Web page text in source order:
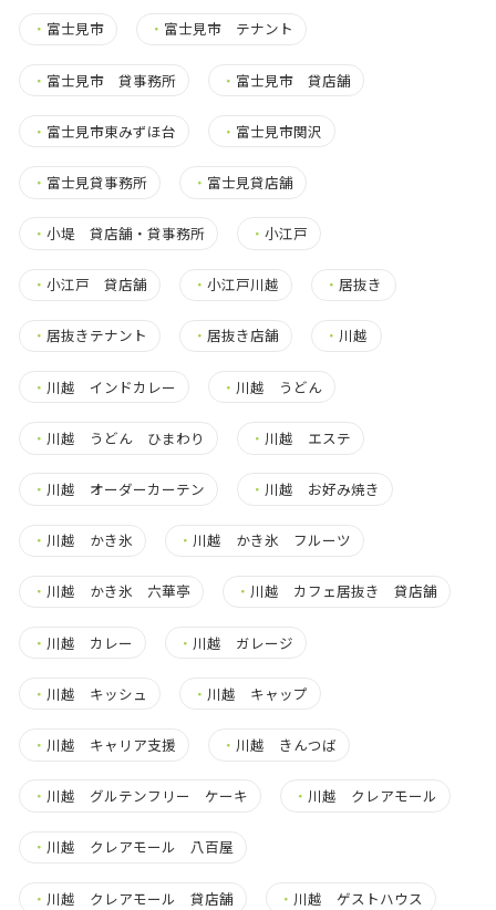
・ 富士見市 ・ 富士見市 テナント
・ 富士見市 貸事務所 ・ 富士見市 貸店舗
・ 富士見市東みずほ台 ・ 富士見市関沢
・ 富士見貸事務所 ・ 富士見貸店舗
・ 小堤 貸店舗・貸事務所 ・小江戸
・ 小江戸 貸店舗 ・小江戸川越 ・居抜き
・ 居抜きテナント ・居抜き店舗 ・ 川越
・ 川越 インドカレー ・ 川越 うどん
・ 川越 うどん ひまわり ・ 川越 エステ
・ 川越 オーダーカーテン ・ 川越 お好み焼き
・ 川越 かき氷 ・ 川越 かき氷 フルーツ
・ 川越 かき氷 六華亭 ・ 川越 カフェ居抜き 貸店舗
・ 川越 カレー ・ 川越 ガレージ
・ 川越 キッシュ ・ 川越 キャップ
・ 川越 キャリア支援 ・ 川越 きんつば
・ 川越 グルテンフリー ケーキ ・ 川越 クレアモール
・ 川越 クレアモール 八百屋
・ 川越 クレアモール 貸店舗 ・ 川越 ゲストハウス